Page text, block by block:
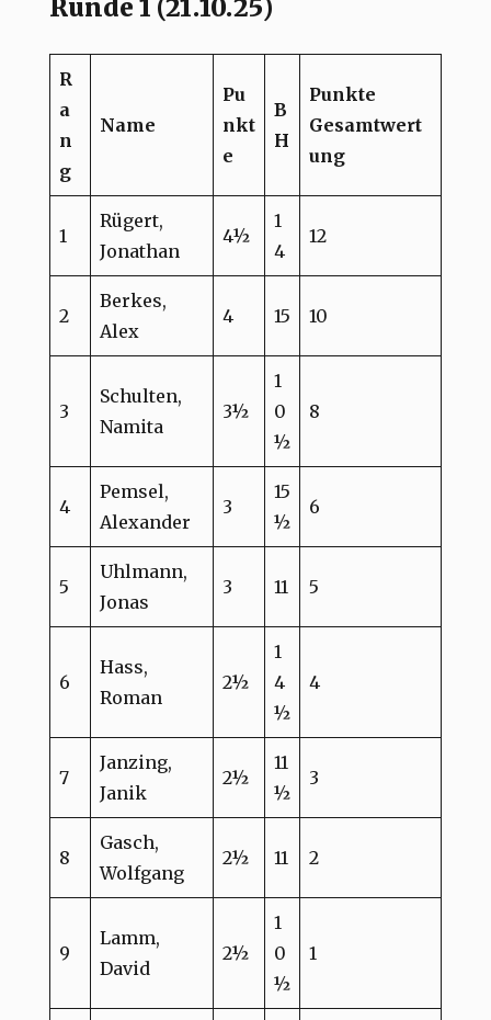
Runde 1 (21.10.25)
R
a
n
g
Name
Pu
nkt
e
B
H
Punkte
Gesamtwert
ung
1
Rügert,
Jonathan
4½
1
4
12
2
Berkes,
Alex
4 15 10
3
Schulten,
Namita
3½
1
0
½
8
4
Pemsel,
Alexander
3
15
½
6
5
Uhlmann,
Jonas
3 11 5
6
Hass,
Roman
2½
1
4
½
4
7
Janzing,
Janik
2½
11
½
3
8
Gasch,
Wolfgang
2½ 11 2
9
Lamm,
David
2½
1
0
½
1